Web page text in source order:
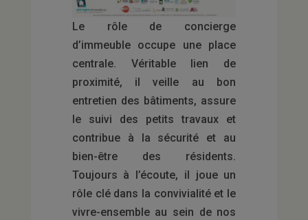
Le rôle de concierge
d’immeuble occupe une place
centrale. Véritable lien de
proximité, il veille au bon
entretien des bâtiments, assure
le suivi des petits travaux et
contribue à la sécurité et au
bien-être des résidents.
Toujours à l’écoute, il joue un
rôle clé dans la convivialité et le
vivre-ensemble au sein de nos